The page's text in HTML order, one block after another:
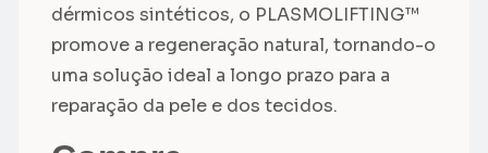
dérmicos sintéticos, o PLASMOLIFTING™
promove a regeneração natural, tornando-o
uma solução ideal a longo prazo para a
reparação da pele e dos tecidos.